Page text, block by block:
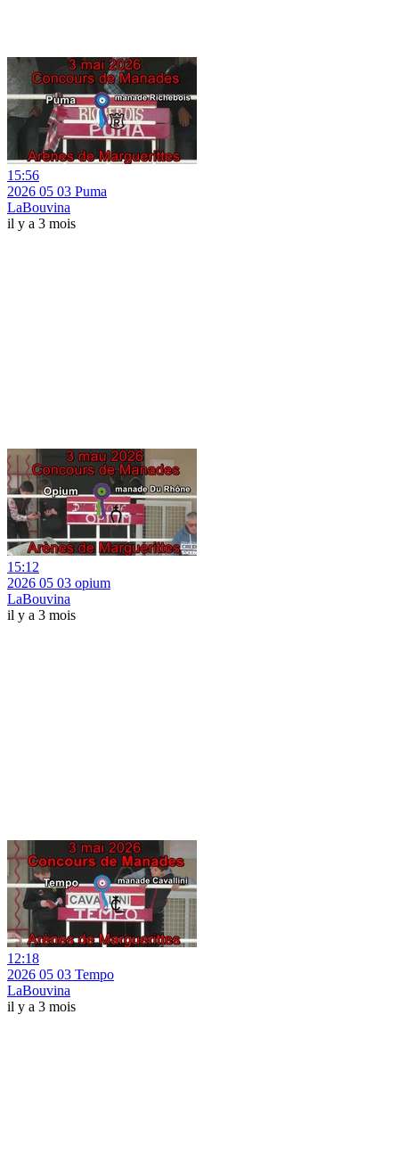
15:56
2026 05 03 Puma
LaBouvina
il y a 3 mois
15:12
2026 05 03 opium
LaBouvina
il y a 3 mois
12:18
2026 05 03 Tempo
LaBouvina
il y a 3 mois